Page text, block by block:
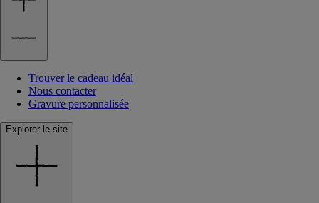
Trouver le cadeau idéal
Nous contacter
Gravure personnalisée
Explorer le site